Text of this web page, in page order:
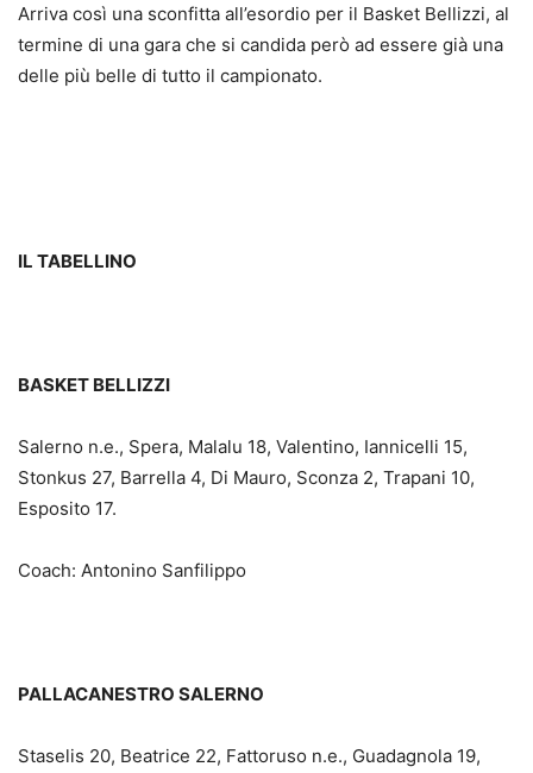
Arriva così una sconfitta all’esordio per il Basket Bellizzi, al
termine di una gara che si candida però ad essere già una
delle più belle di tutto il campionato.
IL TABELLINO
BASKET BELLIZZI
Salerno n.e., Spera, Malalu 18, Valentino, Iannicelli 15,
Stonkus 27, Barrella 4, Di Mauro, Sconza 2, Trapani 10,
Esposito 17.
Coach: Antonino Sanfilippo
PALLACANESTRO SALERNO
Staselis 20, Beatrice 22, Fattoruso n.e., Guadagnola 19,